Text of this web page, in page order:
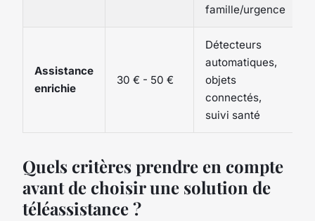
famille/urgence
Assistance
enrichie
30 € - 50 €
Détecteurs
automatiques,
objets
connectés,
suivi santé
Quels critères prendre en compte
avant de choisir une solution de
téléassistance ?